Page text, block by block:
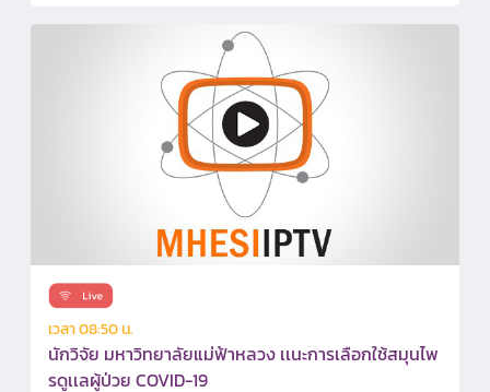
เวลา 08:50 น.
นักวิจัย มหาวิทยาลัยแม่ฟ้าหลวง เเนะการเลือกใช้สมุนไพ
รดูเเลผู้ป่วย COVID-19